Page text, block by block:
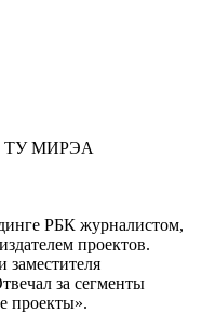
ТУ МИРЭА
РБК журналистом,
проектов.
заместителя
за сегменты
проекты».